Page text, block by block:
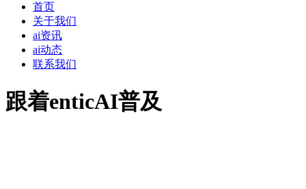
首页
关于我们
ai资讯
ai动态
联系我们
跟着enticAI普及